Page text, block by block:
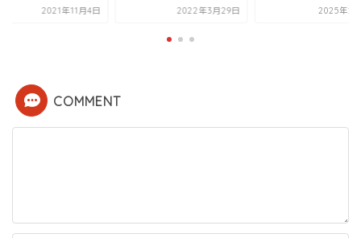
2021年11月4日 2022年3月29日 2025年2
COMMENT